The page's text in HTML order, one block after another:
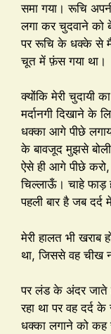
समा गया। रूचि
लगा कर चुदवाने को
पर रूचि के धक्के से मैं
चूत में फ़ंस गया था।
क्योंकि मेरी चुदायी
मर्दानगी दिखाने के
धक्का आगे पीछे
के बावजूद मुझसे
ऐसे ही आगे पीछे करो,
चिल्लाऊँ। चाहे फाड़
पहली बार है जब
मेरी हालत भी खराब
था, जिससे वह चीख
पर लंड के अंदर जाते
रहा था पर वह दर्द
धक्का लगाने को कह